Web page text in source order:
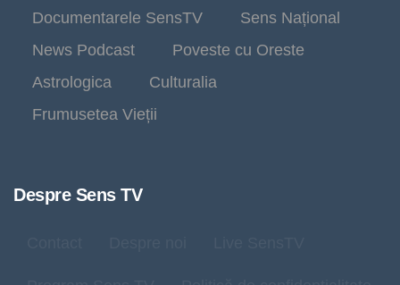
Documentarele SensTV
Sens Național
News Podcast
Poveste cu Oreste
Astrologica
Culturalia
Frumusetea Vieții
Despre Sens TV